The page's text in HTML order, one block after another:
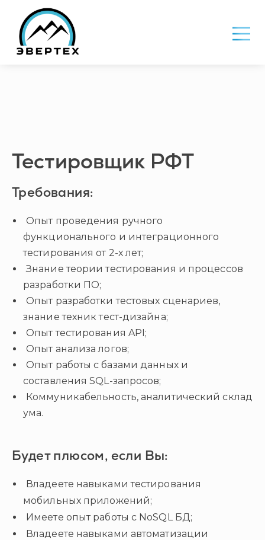
Тестировщик РФТ
Требования:
Опыт проведения ручного
функционального и интеграционного
тестирования от 2-х лет;
Знание теории тестирования и процессов
разработки ПО;
Опыт разработки тестовых сценариев,
знание техник тест-дизайна;
Опыт тестирования API;
Опыт анализа логов;
Опыт работы с базами данных и
составления SQL-запросов;
Коммуникабельность, аналитический склад
ума.
Будет плюсом, если Вы:
Владеете навыками тестирования
мобильных приложений;
Имеете опыт работы с NoSQL БД;
Владеете навыками автоматизации